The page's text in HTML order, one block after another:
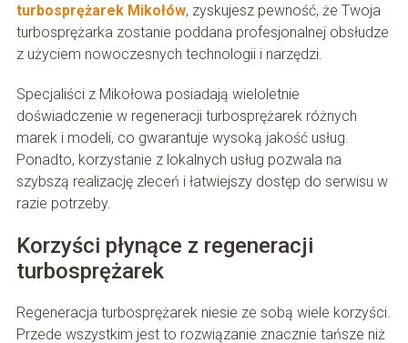
turbosprężarek Mikołów, zyskujesz pewność, że Twoja
turbosprężarka zostanie poddana profesjonalnej obsłudze
z użyciem nowoczesnych technologii i narzędzi.
Specjaliści z Mikołowa posiadają wieloletnie
doświadczenie w regeneracji turbosprężarek różnych
marek i modeli, co gwarantuje wysoką jakość usług.
Ponadto, korzystanie z lokalnych usług pozwala na
szybszą realizację zleceń i łatwiejszy dostęp do serwisu w
razie potrzeby.
Korzyści płynące z regeneracji
turbosprężarek
Regeneracja turbosprężarek niesie ze sobą wiele korzyści.
Przede wszystkim jest to rozwiązanie znacznie tańsze niż